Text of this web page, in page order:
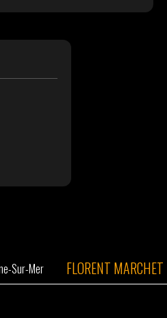
Sur-Mer FLORENT MARCHET